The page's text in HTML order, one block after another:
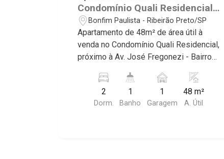
Condomínio Quali Residencial,
próximo à Rod. José Fregonezi
- Ribeirão Preto/SP.
Bonfim Paulista - Ribeirão Preto/SP
Apartamento de 48m² de área útil à
venda no Condomínio Quali Residencial,
próximo à Av. José Fregonezi - Bairro
Conheça as características deste
imóvel que a Martinelli Imobiliária
selecionou para você: - 48m² de área
2
Dorm.
1
Banho
1
Garagem
48 m²
A. Útil